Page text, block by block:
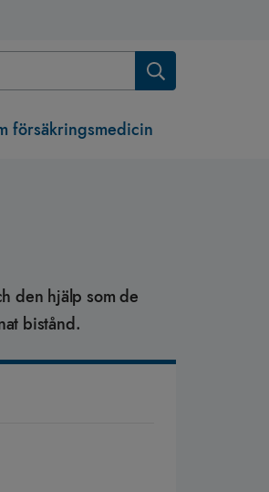
försäkringsmedicin
den hjälp som de
bistånd.